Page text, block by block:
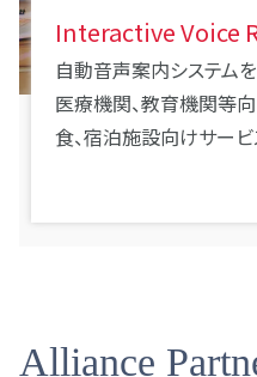
Interactive Voice
自動音声案内システム
医療機関、教育機関等
食、宿泊施設向けサービ
Alliance